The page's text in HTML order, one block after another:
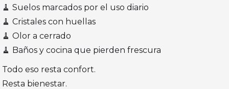
🧹 Suelos marcados por el uso diario
🧹 Cristales con huellas
🧹 Olor a cerrado
🧹 Baños y cocina que pierden frescura
Todo eso resta confort.
Resta bienestar.